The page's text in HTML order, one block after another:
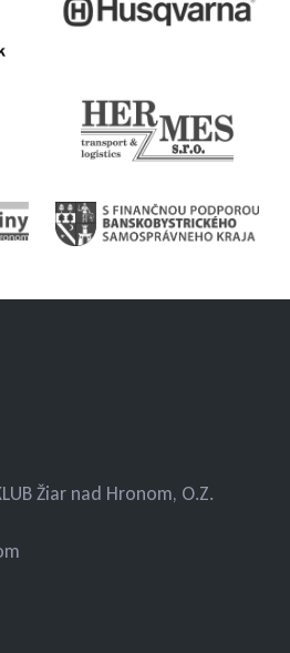
Žiar nad Hronom, O.Z.